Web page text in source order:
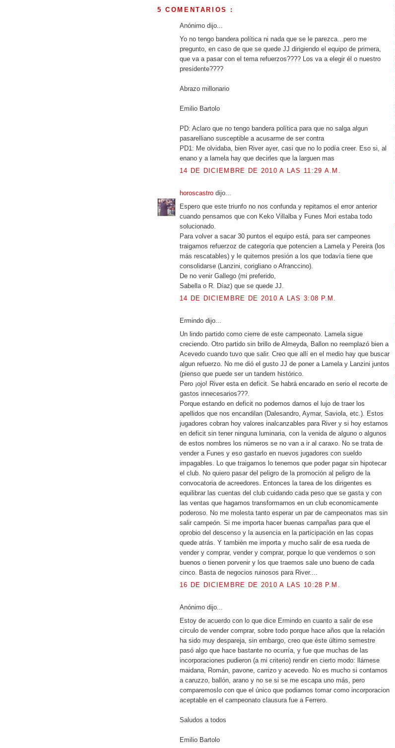
5 COMENTARIOS :
Anónimo dijo...
Yo no tengo bandera política ni nada que se le parezca...pero me
pregunto, en caso de que se quede JJ dirigiendo el equipo de primera,
que va a pasar con el tema refuerzos???? Los va a elegir él o nuestro
presidente????
Abrazo millonario
Emilio Bartolo
PD: Aclaro que no tengo bandera política para que no salga algun
pasarelliano susceptible a acusarme de ser contra
PD1: Me olvidaba, bien River ayer, casi que no lo podía creer. Eso si, al
enano y a lamela hay que decirles que la larguen mas
14 DE DICIEMBRE DE 2010 A LAS 11:29 A.M.
horoscastro dijo...
Espero que este triunfo no nos confunda y repitamos el error anterior
cuando pensamos que con Keko Villalba y Funes Mori estaba todo
solucionado.
Para volver a sacar 30 puntos el equipo está, para ser campeones
traigamos refuerzoz de categoría que potencien a Lamela y Pereira (los
más rescatables) y le quitemos presión a los que todavía tiene que
consolidarse (Lanzini, corigliano o Afranccino).
De no venir Gallego (mi preferido,
Sabella o R. Díaz) que se quede JJ.
14 DE DICIEMBRE DE 2010 A LAS 3:08 P.M.
Ermindo dijo...
Un lindo partido como cierre de este campeonato. Lamela sigue
creciendo. Otro partido sin brillo de Almeyda, Ballon no reemplazó bien a
Acevedo cuando tuvo que salir. Creo que allí en el medio hay que buscar
algun refuerzo. No me dió el gusto JJ de poner a Lamela y Lanzini juntos
(pienso que puede ser un tandem histórico.
Pero ¡ojo! River esta en deficit. Se habrá encarado en serio el recorte de
gastos innecesarios???.
Porque estando en deficit no podemos darnos el lujo de traer los
apellidos que nos encandilan (Dalesandro, Aymar, Saviola, etc.). Estos
jugadores cobran hoy valores inalcanzables para River y si hoy estamos
en deficit sin tener ninguna luminaria, con la venida de alguno o algunos
de estos nombres los números se no van a ir al caraxo. No se trata de
vender a Funes y eso gastarlo en nuevos jugadores con sueldo
impagables. Lo que traigamos lo tenemos que poder pagar sin hipotecar
el club. No quiero pasar del peligro de la promoción al peligro de la
convocatoria de acreedores. Entonces la tarea de los dirigentes es
equilibrar las cuentas del club cuidando cada peso que se gasta y con
las ventas que hagamos transformarnos en un club economicamente
poderoso. No me molesta tanto esperar un par de campeonatos mas sin
salir campeón. Si me importa hacer buenas campañas para que el
oprobio del descenso y la ausencia en la participación en las copas
quede atrás. Y también me importa y mucho salir de esa rueda de
vender y comprar, vender y comprar, porque lo que vendemos o son
buenos o tienen porvenir y los que traemos sale uno bueno de cada
cinco. Basta de negocios ruinosos para River....
16 DE DICIEMBRE DE 2010 A LAS 10:28 P.M.
Anónimo dijo...
Estoy de acuerdo con lo que dice Ermindo en cuanto a salir de ese
circulo de vender comprar, sobre todo porque hace años que la relación
ha sido muy despareja, sin embargo, creo que éste último semestre
pasó algo que hace bastante no ocurría, y fue que muchas de las
incorporaciones pudieron (a mi criterio) rendir en cierto modo: llámese
maidana, Román, pavone, carrizo y acevedo. No es mucho si contamos
a caruzzo, ballón, arano y no se si se me escapa uno más, pero
comparemoslo con que el único que podiamos tomar como incorporacion
aceptable en el campeonato clausura fue a Ferrero.
Saludos a todos
Emilio Bartolo